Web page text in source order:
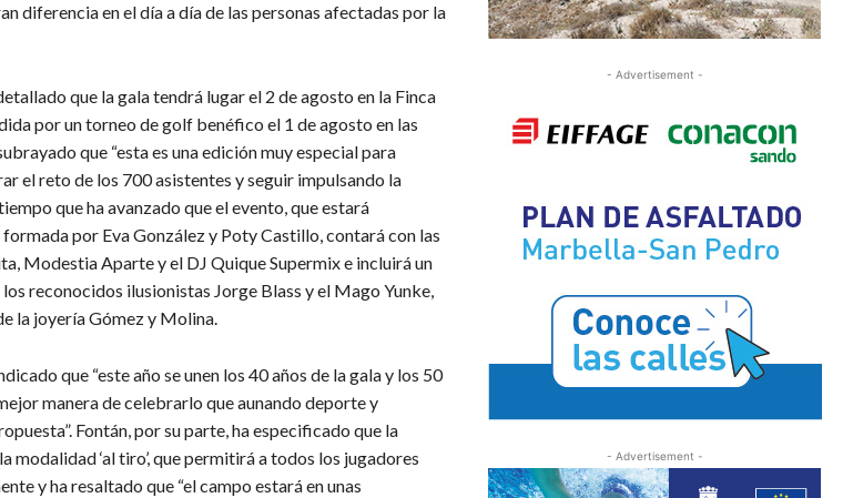
diferencia en el día a día de las personas afectadas por la
que la gala tendrá lugar el 2 de agosto en la Finca
por un torneo de golf benéfico el 1 de agosto en las
que “esta es una edición muy especial para
el reto de los 700 asistentes y seguir impulsando la
que ha avanzado que el evento, que estará
por Eva González y Poty Castillo, contará con las
Modestia Aparte y el DJ Quique Supermix e incluirá un
reconocidos ilusionistas Jorge Blass y el Mago Yunke,
la joyería Gómez y Molina.
que “este año se unen los 40 años de la gala y los 50
manera de celebrarlo que aunando deporte y
Fontán, por su parte, ha especificado que la
modalidad ‘al tiro’, que permitirá a todos los jugadores
y ha resaltado que “el campo estará en unas
- Advertisement -
- Advertisement -